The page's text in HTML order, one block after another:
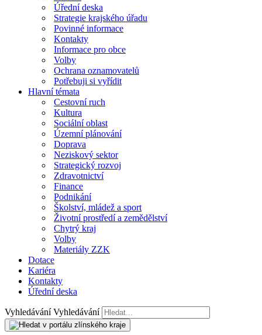
Úřední deska
Strategie krajského úřadu
Povinné informace
Kontakty
Informace pro obce
Volby
Ochrana oznamovatelů
Potřebuji si vyřídit
Hlavní témata
Cestovní ruch
Kultura
Sociální oblast
Územní plánování
Doprava
Neziskový sektor
Strategický rozvoj
Zdravotnictví
Finance
Podnikání
Školství, mládež a sport
Životní prostředí a zemědělství
Chytrý kraj
Volby
Materiály ZZK
Dotace
Kariéra
Kontakty
Úřední deska
Vyhledávání Vyhledávání